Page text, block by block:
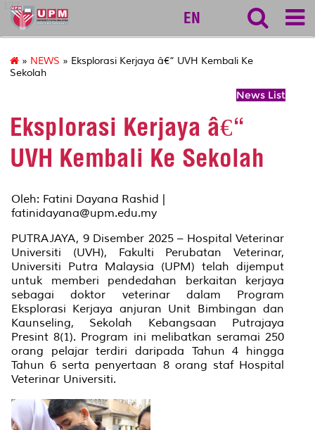
127
EN
» NEWS » Eksplorasi Kerjaya â€“ UVH Kembali Ke
Sekolah
News List
Eksplorasi Kerjaya â€“
UVH Kembali Ke Sekolah
Oleh: Fatini Dayana Rashid |
fatinidayana@upm.edu.my
PUTRAJAYA, 9 Disember 2025 – Hospital Veterinar
Universiti (UVH), Fakulti Perubatan Veterinar,
Universiti Putra Malaysia (UPM) telah dijemput
untuk memberi pendedahan berkaitan kerjaya
sebagai doktor veterinar dalam Program
Eksplorasi Kerjaya anjuran Unit Bimbingan dan
Kaunseling, Sekolah Kebangsaan Putrajaya
Presint 8(1). Program ini melibatkan seramai 250
orang pelajar terdiri daripada Tahun 4 hingga
Tahun 6 serta penyertaan 8 orang staf Hospital
Veterinar Universiti.